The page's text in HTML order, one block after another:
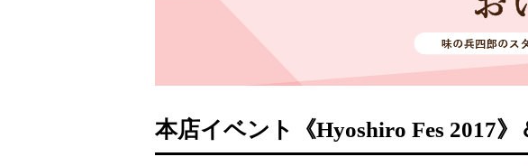
本店イベント《Hyoshiro Fes 2017》